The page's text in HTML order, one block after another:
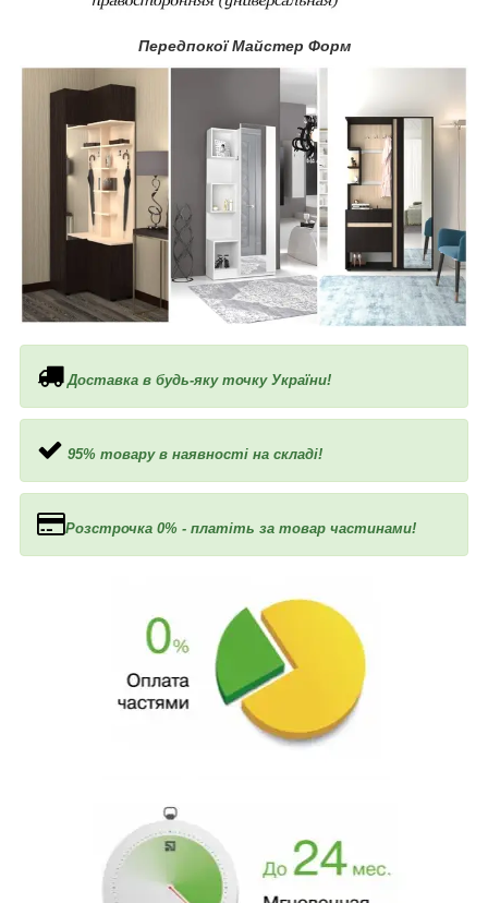
Передпокої Майстер Форм
Доставка в будь-яку точку України!
95% товару в наявності на складі!
Розстрочка 0% - платіть за товар частинами!